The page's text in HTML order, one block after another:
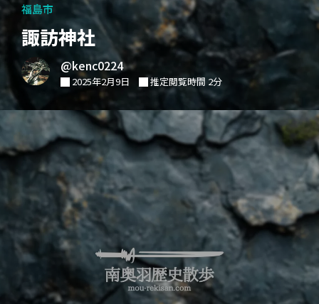
福島市
諏訪神社
@kenc0224
2025年2月9日 推定閲覧時間 2分